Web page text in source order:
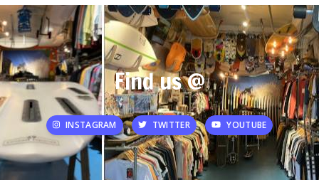
Find us @
INSTAGRAM TWITTER YOUTUBE